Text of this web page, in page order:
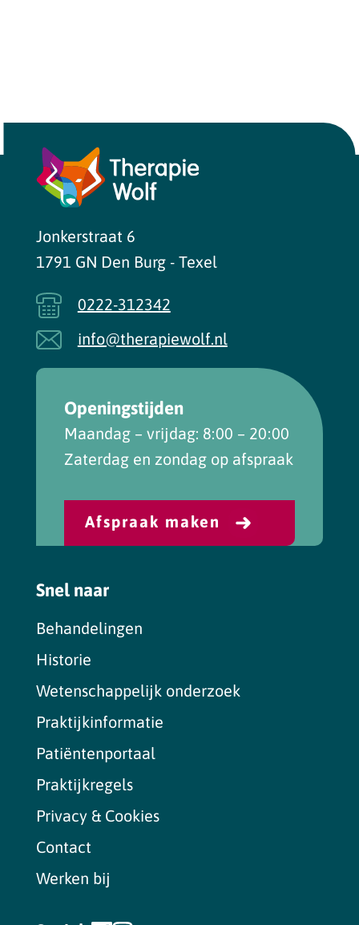
Jonkerstraat 6
1791 GN Den Burg - Texel
0222-312342
info@therapiewolf.nl
Openingstijden
Maandag – vrijdag: 8:00 – 20:00
Zaterdag en zondag op afspraak
Afspraak maken
Snel naar
Behandelingen
Historie
Wetenschappelijk onderzoek
Praktijkinformatie
Patiëntenportaal
Praktijkregels
Privacy & Cookies
Contact
Werken bij